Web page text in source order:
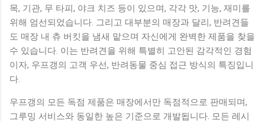
목, 기관, 무 타피, 야크 치즈 등이 있으며, 각각 맛, 기능, 재미를
위해 엄선되었습니다. 그리고 대부분의 매장과 달리, 반려견들
도 매장 내 츄 버킷을 냄새 맡으며 자신에게 완벽한 제품을 찾을
수 있습니다. 이는 반려견을 위해 특별히 고안된 감각적인 경험
이자, 우프갱의 고객 우선, 반려동물 중심 접근 방식의 특징입니
다.
우프갱의 모든 독점 제품은 매장에서만 독점적으로 판매되며,
그루밍 서비스와 동일한 높은 기준으로 개발됩니다. 모든 레시